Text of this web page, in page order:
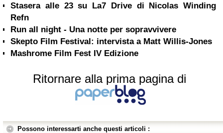
Stasera alle 23 su La7 Drive di Nicolas Winding
Refn
Run all night - Una notte per sopravvivere
Skepto Film Festival: intervista a Matt Willis-Jones
Mashrome Film Fest IV Edizione
Ritornare alla prima pagina di
Possono interessarti anche questi articoli :